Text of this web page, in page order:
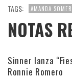
TAGS: AMANDA
NOTAS
Sinner lanza
Ronnie Romero